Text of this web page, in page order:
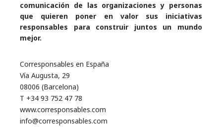
comunicación de las organizaciones y personas
que quieren poner en valor sus iniciativas
responsables para construir juntos un mundo
mejor.
Corresponsables en España
Vía Augusta, 29
08006 (Barcelona)
T +34 93 752 47 78
www.corresponsables.com
info@corresponsables.com